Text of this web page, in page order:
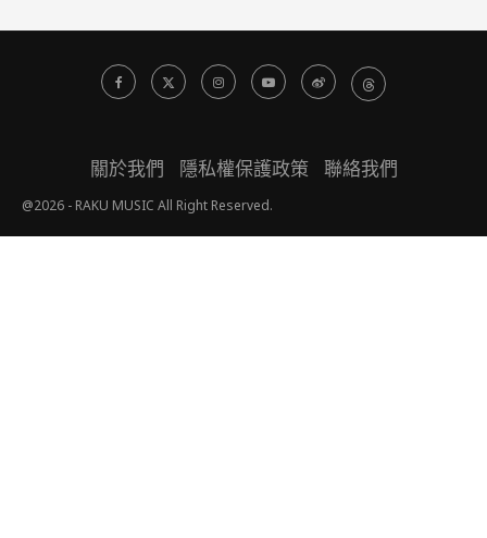
關於我們 隱私權保護政策 聯絡我們
@2026 - RAKU MUSIC All Right Reserved.